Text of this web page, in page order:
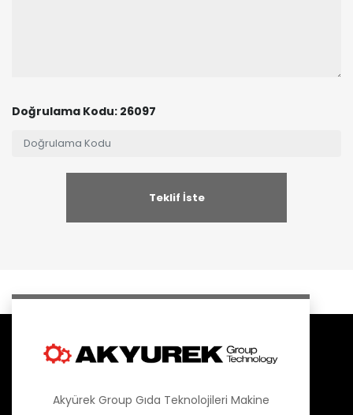
Doğrulama Kodu: 26097
Akyürek Group Gıda Teknolojileri Makine